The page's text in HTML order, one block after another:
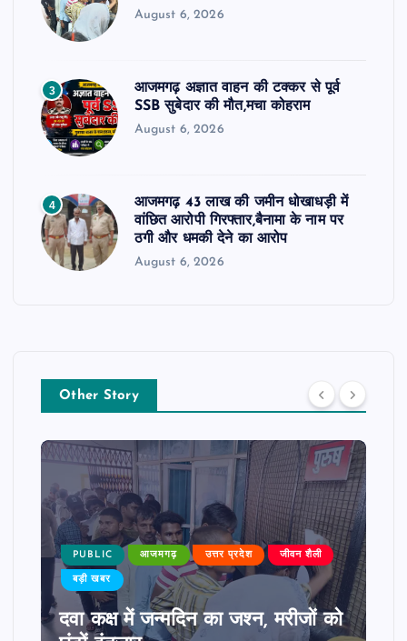
August 6, 2026
3
आजमगढ़ अज्ञात वाहन की टक्कर से पूर्व
SSB सुबेदार की मौत,मचा कोहराम
August 6, 2026
4
आजमगढ़ 43 लाख की जमीन धोखाधड़ी में
वांछित आरोपी गिरफ्तार,बैनामा के नाम पर
ठगी और धमकी देने का आरोप
August 6, 2026
Other Story
PUBLIC आजमगढ़ उत्तर प्रदेश जीवन शैली
बड़ी खबर
दवा कक्ष में जन्मदिन का जश्न, मरीजों को